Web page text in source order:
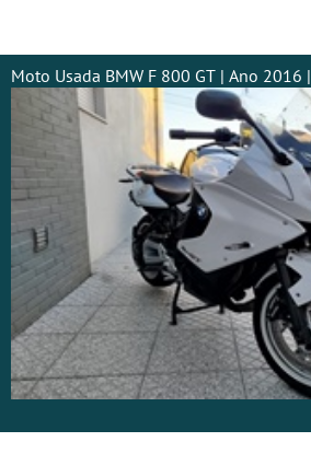
Moto Usada BMW F 800 GT | Ano 2016 |